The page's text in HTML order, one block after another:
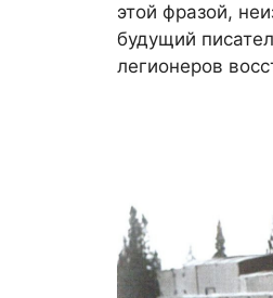
этой фразой,
будущий
легионеров